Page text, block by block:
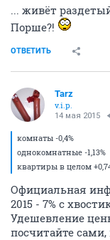
... живёт
Порше?!
ОТВЕТИТЬ
Tarz
v.i.p.
14 мая 2015
комнаты -0,4%
однокомнатные -1,13%
квартиры в целом
Официальная
2015 - 7% с
Удешевление
посчитайте